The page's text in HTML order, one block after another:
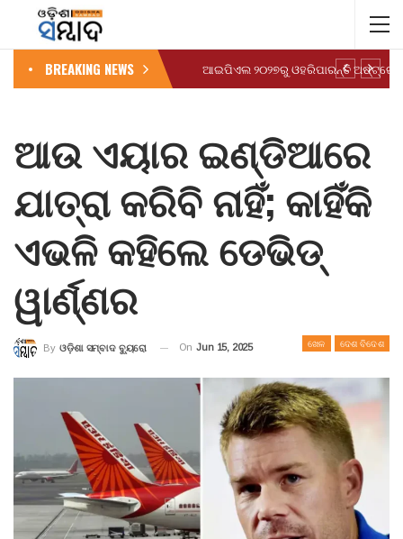
BREAKING NEWS
ଆଉ ଏୟାର ଇଣ୍ଡିଆରେ
ଯାତ୍ରା କରିବି ନାହିଁ; କାହିଁକି
ଏଭଳି କହିଲେ ଡେଭିଡ୍
ୱାର୍ଣ୍ଣର
ଖେଳ ଦେଶ ବିଦେଶ
By ଓଡ଼ିଶା ସମ୍ବାଦ ବ୍ୟୁରୋ On Jun 15, 2025